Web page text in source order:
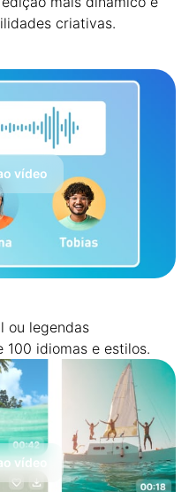
criativas.
vídeo
ou legendas
100 idiomas e estilos.
vídeo